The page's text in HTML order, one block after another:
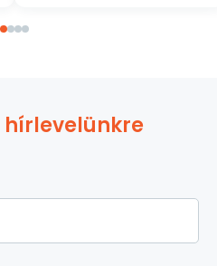
hírlevelünkre